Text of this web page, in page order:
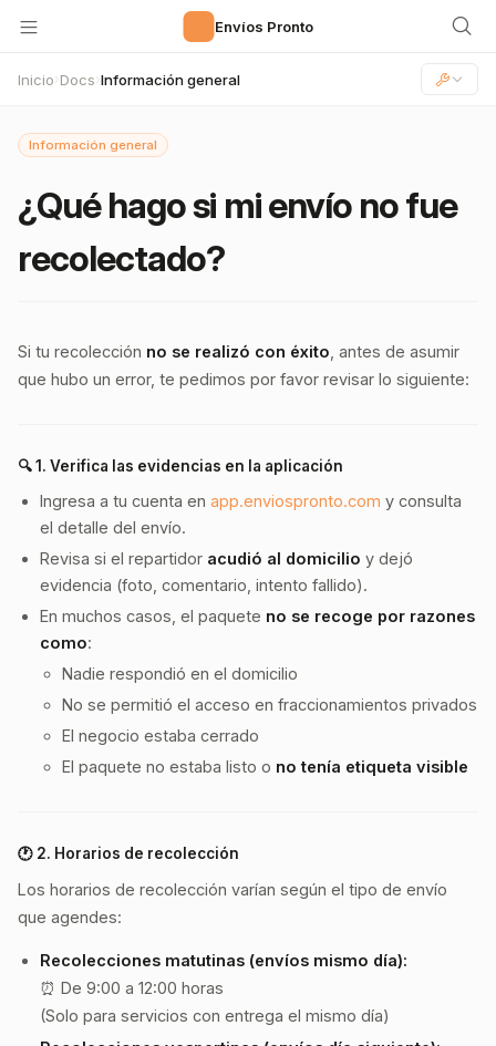
Envíos Pronto
Inicio› Docs› Información general
Información general
¿Qué hago si mi envío no fue
recolectado?
Si tu recolección no se realizó con éxito , antes de asumir
que hubo un error, te pedimos por favor revisar lo siguiente:
🔍 1. Verifica las evidencias en la aplicación
Ingresa a tu cuenta en app.enviospronto.com y consulta
el detalle del envío.
Revisa si el repartidor acudió al domicilio y dejó
evidencia (foto, comentario, intento fallido).
En muchos casos, el paquete no se recoge por razones
como:
Nadie respondió en el domicilio
No se permitió el acceso en fraccionamientos privados
El negocio estaba cerrado
El paquete no estaba listo o no tenía etiqueta visible
🕐 2. Horarios de recolección
Los horarios de recolección varían según el tipo de envío
que agendes:
Recolecciones matutinas (envíos mismo día):
⏰ De 9:00 a 12:00 horas
(Solo para servicios con entrega el mismo día)